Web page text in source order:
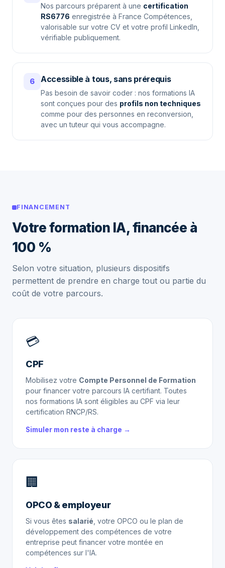
Nos parcours préparent à une certification
RS6776 enregistrée à France Compétences,
valorisable sur votre CV et votre profil LinkedIn,
vérifiable publiquement.
6 Accessible à tous, sans prérequis
Pas besoin de savoir coder : nos formations IA
sont conçues pour des profils non techniques
comme pour des personnes en reconversion,
avec un tuteur qui vous accompagne.
FINANCEMENT
Votre formation IA, financée à
100 %
Selon votre situation, plusieurs dispositifs
permettent de prendre en charge tout ou partie du
coût de votre parcours.
💳
CPF
Mobilisez votre Compte Personnel de Formation
pour financer votre parcours IA certifiant. Toutes
nos formations IA sont éligibles au CPF via leur
certification RNCP/RS.
Simuler mon reste à charge →
🏢
OPCO & employeur
Si vous êtes salarié , votre OPCO ou le plan de
développement des compétences de votre
entreprise peut financer votre montée en
compétences sur l'IA.